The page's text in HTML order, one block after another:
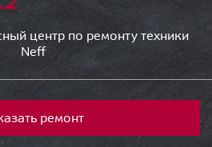
центр по ремонту техники
Neff
ремонт